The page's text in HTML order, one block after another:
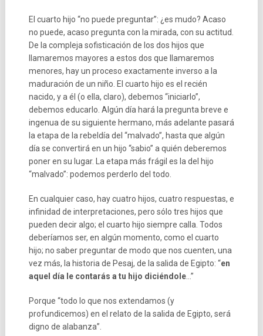
El cuarto hijo “no puede preguntar”: ¿es mudo? Acaso
no puede, acaso pregunta con la mirada, con su actitud.
De la compleja sofisticación de los dos hijos que
llamaremos mayores a estos dos que llamaremos
menores, hay un proceso exactamente inverso a la
maduración de un niño. El cuarto hijo es el recién
nacido, y a él (o ella, claro), debemos “iniciarlo”,
debemos educarlo. Algún día hará la pregunta breve e
ingenua de su siguiente hermano, más adelante pasará
la etapa de la rebeldía del “malvado”, hasta que algún
día se convertirá en un hijo “sabio” a quién deberemos
poner en su lugar. La etapa más frágil es la del hijo
“malvado”: podemos perderlo del todo.
En cualquier caso, hay cuatro hijos, cuatro respuestas, e
infinidad de interpretaciones, pero sólo tres hijos que
pueden decir algo; el cuarto hijo siempre calla. Todos
deberíamos ser, en algún momento, como el cuarto
hijo; no saber preguntar de modo que nos cuenten, una
vez más, la historia de Pesaj, de la salida de Egipto: “en
aquel día le contarás a tu hijo diciéndole…”
Porque “todo lo que nos extendamos (y
profundicemos) en el relato de la salida de Egipto, será
digno de alabanza”.